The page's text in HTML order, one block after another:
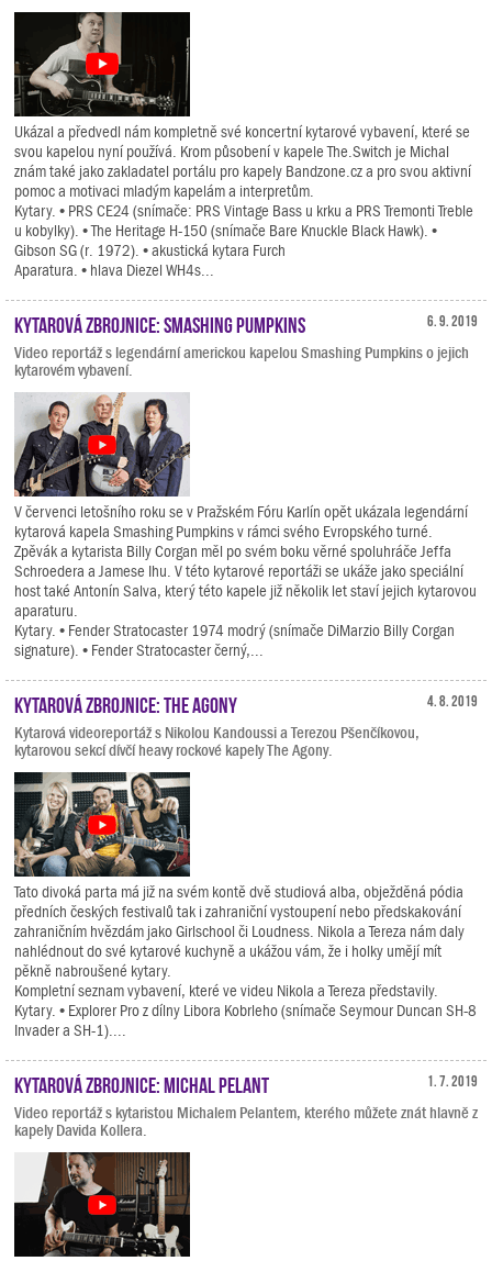
Ukázal a předvedl nám kompletně své koncertní kytarové vybavení, které se
svou kapelou nyní používá. Krom působení v kapele The.Switch je Michal
znám také jako zakladatel portálu pro kapely Bandzone.cz a pro svou aktivní
pomoc a motivaci mladým kapelám a interpretům.
Kytary. • PRS CE24 (snímače: PRS Vintage Bass u krku a PRS Tremonti Treble
u kobylky). • The Heritage H-150 (snímače Bare Knuckle Black Hawk). •
Gibson SG (r. 1972). • akustická kytara Furch
Aparatura. • hlava Diezel WH4s...
6. 9. 2019
Kytarová zbrojnice: Smashing Pumpkins
Video reportáž s legendární americkou kapelou Smashing Pumpkins o jejich
kytarovém vybavení.
V červenci letošního roku se v Pražském Fóru Karlín opět ukázala legendární
kytarová kapela Smashing Pumpkins v rámci svého Evropského turné.
Zpěvák a kytarista Billy Corgan měl po svém boku věrné spoluhráče Jeffa
Schroedera a Jamese Ihu. V této kytarové reportáži se ukáže jako speciální
host také Antonín Salva, který této kapele již několik let staví jejich kytarovou
aparaturu.
Kytary. • Fender Stratocaster 1974 modrý (snímače DiMarzio Billy Corgan
signature). • Fender Stratocaster černý,...
4. 8. 2019
Kytarová zbrojnice: The Agony
Kytarová videoreportáž s Nikolou Kandoussi a Terezou Pšenčíkovou,
kytarovou sekcí dívčí heavy rockové kapely The Agony.
Tato divoká parta má již na svém kontě dvě studiová alba, obježděná pódia
předních českých festivalů tak i zahraniční vystoupení nebo předskakování
zahraničním hvězdám jako Girlschool či Loudness. Nikola a Tereza nám daly
nahlédnout do své kytarové kuchyně a ukážou vám, že i holky umějí mít
pěkně nabroušené kytary.
Kompletní seznam vybavení, které ve videu Nikola a Tereza představily.
Kytary. • Explorer Pro z dílny Libora Kobrleho (snímače Seymour Duncan SH-8
Invader a SH-1)....
1. 7. 2019
Kytarová zbrojnice: Michal Pelant
Video reportáž s kytaristou Michalem Pelantem, kterého můžete znát hlavně z
kapely Davida Kollera.